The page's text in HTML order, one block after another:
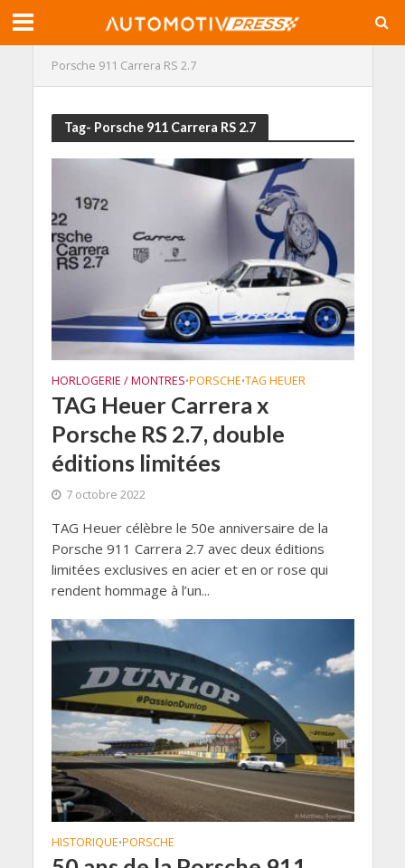
Porsche 911 Carrera RS 2.7
Tag- Porsche 911 Carrera RS 2.7
HORLOGERIE / MONTRES•PORSCHE•TAG HEUER
TAG Heuer Carrera x
Porsche RS 2.7, double
éditions limitées
7 octobre 2022
TAG Heuer célèbre le 50e anniversaire de la
Porsche 911 Carrera 2.7 avec deux éditions
limitées exclusives en acier et en or rose qui
rendent hommage à l’un...
HISTORIQUE•PORSCHE